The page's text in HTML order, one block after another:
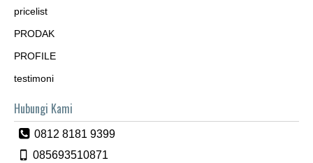
pricelist
PRODAK
PROFILE
testimoni
Hubungi Kami
0812 8181 9399
085693510871